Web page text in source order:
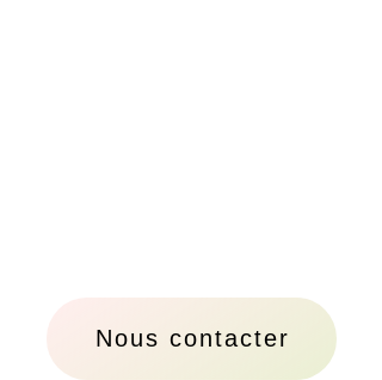
Nous contacter